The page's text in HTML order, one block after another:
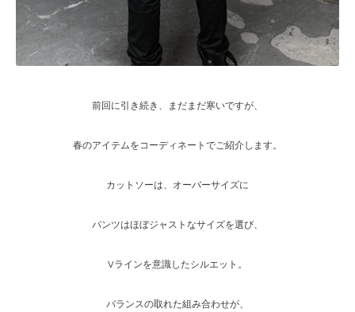
前回に引き続き、まだまだ寒いですが、
春のアイテムをコーディネートでご紹介します。
カットソーは、オーバーサイズに
パンツはほぼジャストなサイズを選び、
Vラインを意識したシルエット。
バランスの取れた組み合わせが、